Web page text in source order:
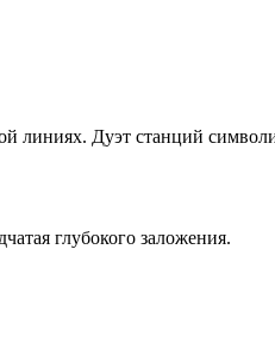
линиях. Дуэт станций
глубокого заложения.